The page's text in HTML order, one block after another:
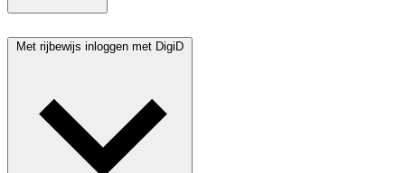
Met rijbewijs inloggen met DigiD